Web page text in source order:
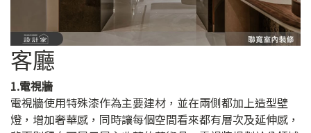
客廳
1.電視牆
電視牆使用特殊漆作為主要建材，並在兩側都加上造型壁
燈，增加奢華感，同時讓每個空間看來都有層次及延伸感，